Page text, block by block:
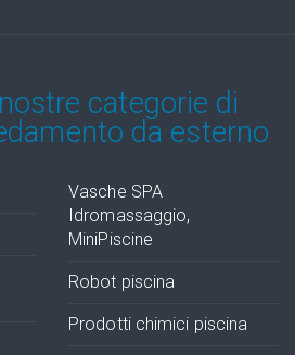
categorie di
da esterno
Vasche SPA
Idromassaggio,
MiniPiscine
Robot piscina
Prodotti chimici piscina